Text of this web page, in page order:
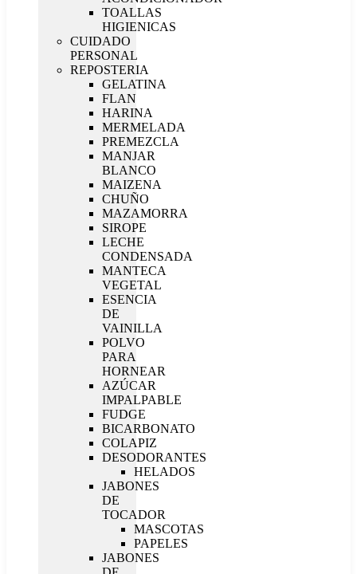
TOALLAS
HIGIENICAS
CUIDADO
PERSONAL
REPOSTERIA
GELATINA
FLAN
HARINA
MERMELADA
PREMEZCLA
MANJAR
BLANCO
MAIZENA
CHUÑO
MAZAMORRA
SIROPE
LECHE
CONDENSADA
MANTECA
VEGETAL
ESENCIA
DE
VAINILLA
POLVO
PARA
HORNEAR
AZÚCAR
IMPALPABLE
FUDGE
BICARBONATO
COLAPIZ
DESODORANTES
HELADOS
JABONES
DE
TOCADOR
MASCOTAS
PAPELES
JABONES